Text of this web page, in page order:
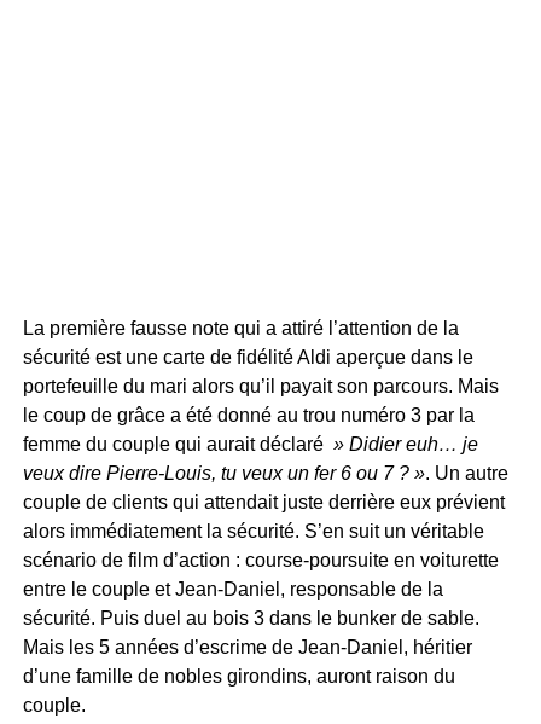
La première fausse note qui a attiré l’attention de la
sécurité est une carte de fidélité Aldi aperçue dans le
portefeuille du mari alors qu’il payait son parcours. Mais
le coup de grâce a été donné au trou numéro 3 par la
femme du couple qui aurait déclaré » Didier euh… je
veux dire Pierre-Louis, tu veux un fer 6 ou 7 ? ». Un autre
couple de clients qui attendait juste derrière eux prévient
alors immédiatement la sécurité. S’en suit un véritable
scénario de film d’action : course-poursuite en voiturette
entre le couple et Jean-Daniel, responsable de la
sécurité. Puis duel au bois 3 dans le bunker de sable.
Mais les 5 années d’escrime de Jean-Daniel, héritier
d’une famille de nobles girondins, auront raison du
couple.